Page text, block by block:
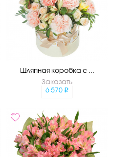
Шляпная коробка с ...
Заказать
6 570